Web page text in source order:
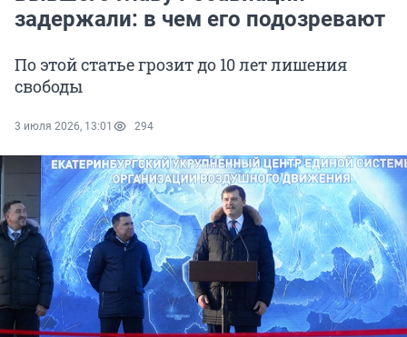
задержали: в чем его подозревают
По этой статье грозит до 10 лет лишения
свободы
3 июля 2026, 13:01 294